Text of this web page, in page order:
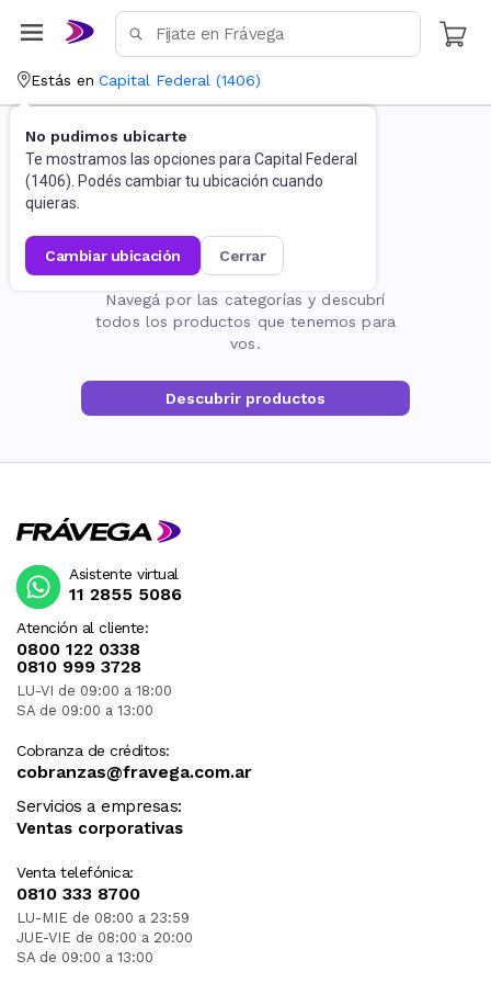
Estás en Capital Federal (1406)
No pudimos ubicarte
Te mostramos las opciones para Capital Federal
(1406). Podés cambiar tu ubicación cuando
quieras.
cambiar ubicación cerrar
La página no existe
Navegá por las categorías y descubrí
todos los productos que tenemos para
vos.
Descubrir productos
Atención al cliente:
0800 122 0338
0810 999 3728
LU-VI de 09:00 a 18:00
SA de 09:00 a 13:00
Cobranza de créditos:
cobranzas@fravega.com.ar
Servicios a empresas:
Ventas corporativas
Venta telefónica:
0810 333 8700
LU-MIE de 08:00 a 23:59
JUE-VIE de 08:00 a 20:00
SA de 09:00 a 13:00
Asistente virtual
11 2855 5086